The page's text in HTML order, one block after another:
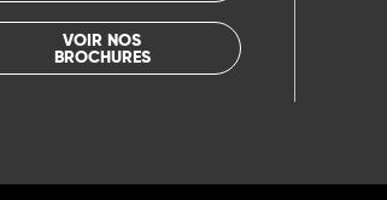
VOIR NOS
BROCHURES